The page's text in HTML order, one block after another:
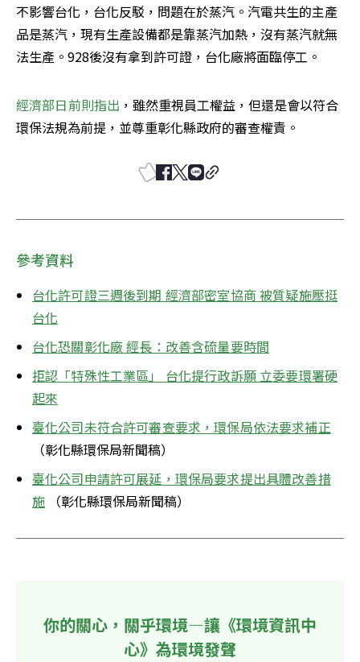
不影響台化，台化反駁，問題在於蒸汽。汽電共生的主產
品是蒸汽，現有生產設備都是靠蒸汽加熱，沒有蒸汽就無
法生產。928後沒有拿到許可證，台化廠將面臨停工。
經濟部日前則指出 ，雖然重視員工權益，但還是會以符合
環保法規為前提，並尊重彰化縣政府的審查權責。
參考資料
台化許可證三週後到期 經濟部密室協商 被質疑施壓挺
台化
台化恐關彰化廠 經長：改善含硫量要時間
拒認「特殊性工業區」 台化提行政訴願 立委要環署硬
起來
臺化公司未符合許可審查要求，環保局依法要求補正
（彰化縣環保局新聞稿）
臺化公司申請許可展延，環保局要求提出具體改善措
施 （彰化縣環保局新聞稿）
你的關心，關乎環境—讓《環境資訊中
心》為環境發聲